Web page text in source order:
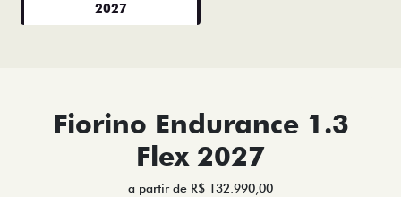
2027
Fiorino Endurance 1.3
Flex 2027
a partir de R$ 132.990,00